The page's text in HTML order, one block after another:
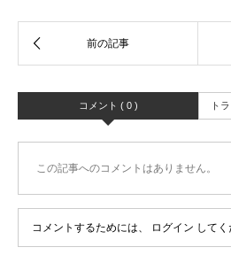
コメント ( 0 ) ト
この記事へのコメントはありません。
コメントするためには、 ログイン してく